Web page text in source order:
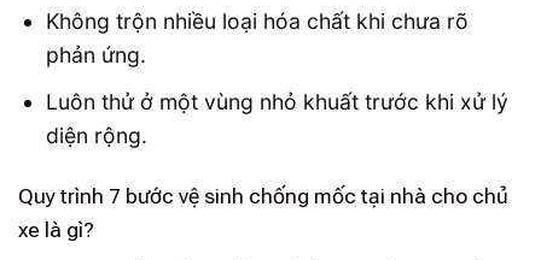
Không trộn nhiều loại hóa chất khi chưa rõ
phản ứng.
Luôn thử ở một vùng nhỏ khuất trước khi xử lý
diện rộng.
Quy trình 7 bước vệ sinh chống mốc tại nhà cho chủ
xe là gì?